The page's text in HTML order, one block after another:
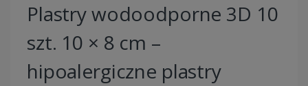
Plastry wodoodporne 3D 10
szt. 10 × 8 cm –
hipoalergiczne plastry